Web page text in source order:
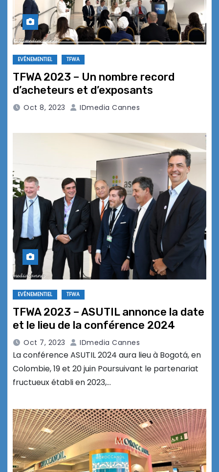
EVÉNEMENTIEL TFWA
TFWA 2023 – Un nombre record
d’acheteurs et d’exposants
Oct 8, 2023 IDmedia Cannes
EVÉNEMENTIEL TFWA
TFWA 2023 – ASUTIL annonce la date
et le lieu de la conférence 2024
Oct 7, 2023 IDmedia Cannes
La conférence ASUTIL 2024 aura lieu à Bogotá, en
Colombie, 19 et 20 juin Poursuivant le partenariat
fructueux établi en 2023,…